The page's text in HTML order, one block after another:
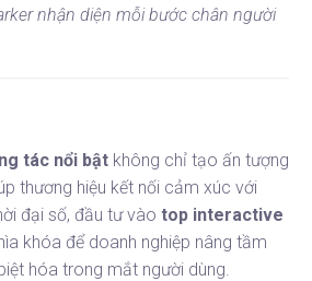
nhận diện mỗi bước chân người
tác nổi bật không chỉ tạo ấn tượng
thương hiệu kết nối cảm xúc với
đại số, đầu tư vào top interactive
khóa để doanh nghiệp nâng tầm
hóa trong mắt người dùng.